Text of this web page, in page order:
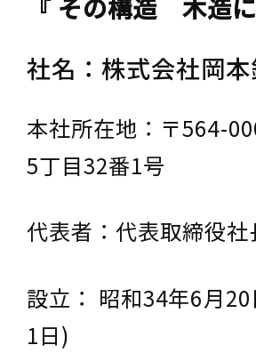
『 その構造 木造
社名：株式会社岡
本社所在地：〒564-
5丁目32番1号
代表者：代表取締役社
設立： 昭和34年6月
1日)